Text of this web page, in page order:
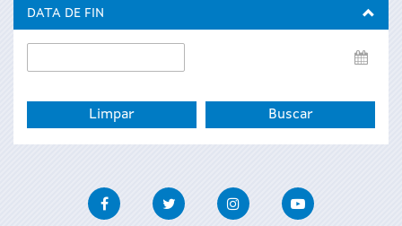
DATA DE FIN
de
FacebookTwitter InstagramYoutube